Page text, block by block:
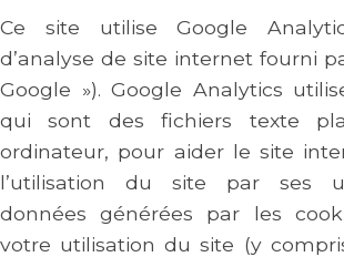
Ce site utilise Google
d’analyse de site internet fourni
Google »). Google Analytics
qui sont des fichiers texte
ordinateur, pour aider le site
l’utilisation du site par ses
données générées par les
votre utilisation du site (y